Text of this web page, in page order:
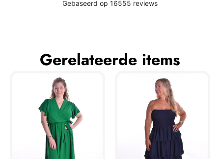
Gerelateerde items